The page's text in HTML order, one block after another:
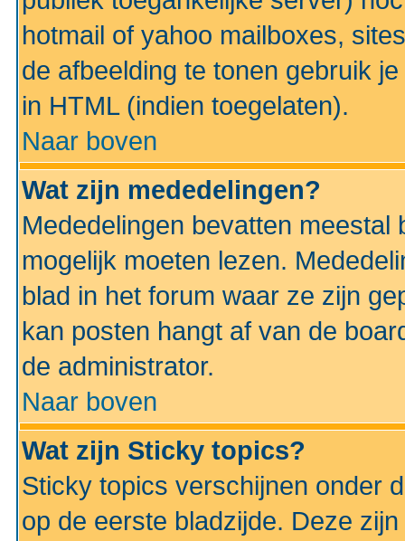
hotmail of yahoo mailboxes,
de afbeelding te tonen gebruik
in HTML (indien toegelaten).
Naar boven
Wat zijn mededelingen?
Mededelingen bevatten
mogelijk moeten lezen.
blad in het forum waar ze zijn
kan posten hangt af van de
de administrator.
Naar boven
Wat zijn Sticky topics?
Sticky topics verschijnen onder
op de eerste bladzijde. Deze